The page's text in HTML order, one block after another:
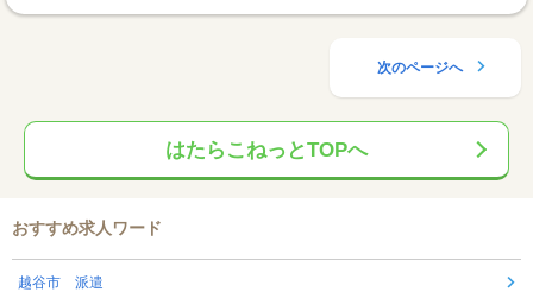
次のページへ
はたらこねっとTOPへ
おすすめ求人ワード
越谷市 派遣